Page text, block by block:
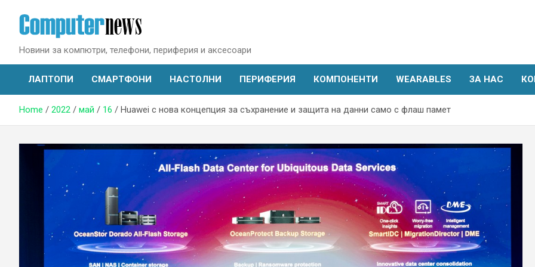
content
Новини за компютри, телефони, периферия и аксесоари
ЛАПТОПИ СМАРТФОНИ НАСТОЛНИ ПЕРИФЕРИЯ КОМПОНЕНТИ WEARABLES ЗА НАС
Home 2022 май 16 Huawei с нова концепция за съхранение и защита на данни само с флаш памет